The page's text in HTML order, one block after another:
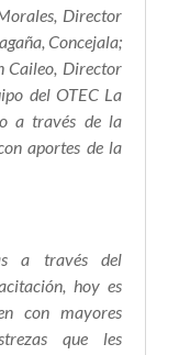
Director
Concejala;
Caileo, Director
del OTEC La
a través de la
aportes de la
a través del
hoy es
con mayores
que les